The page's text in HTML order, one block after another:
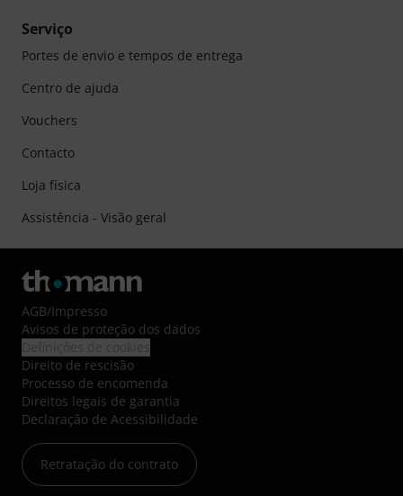
Serviço
Portes de envio e tempos de entrega
Centro de ajuda
Vouchers
Contacto
Loja física
Assistência - Visão geral
AGB/Impresso
Avisos de proteção dos dados
Direito de rescisão
Processo de encomenda
Direitos legais de garantia
Declaração de Acessibilidade
Retratação do contrato